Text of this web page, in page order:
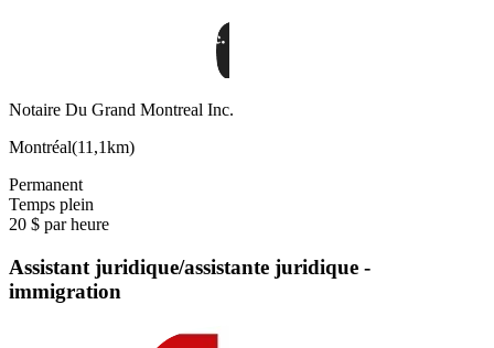
Notaire Du Grand Montreal Inc.
Montréal(11,1km)
Permanent
Temps plein
20 $ par heure
Assistant juridique/assistante juridique -
immigration